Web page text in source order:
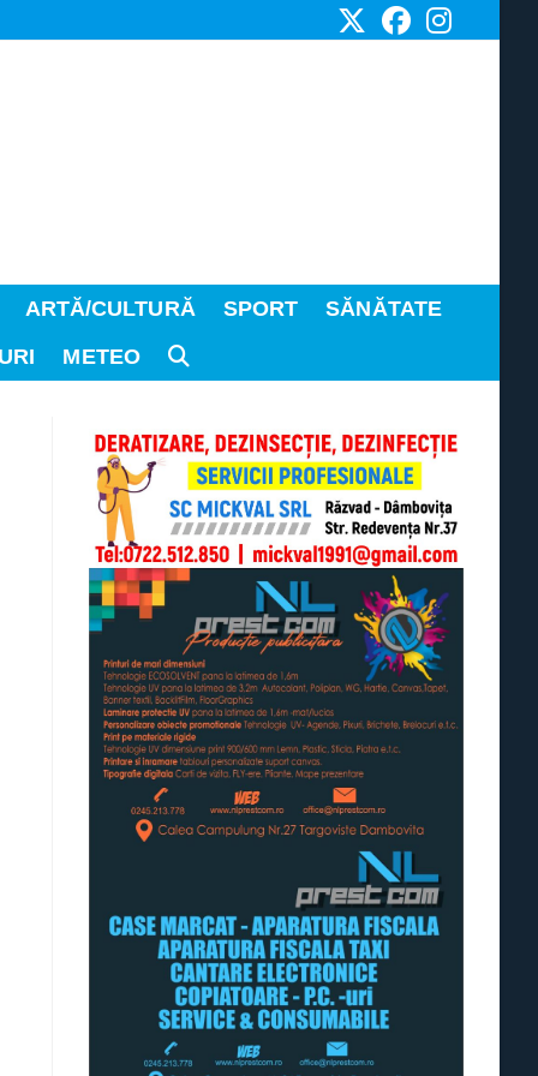
ARTĂ/CULTURĂ SPORT
SĂNĂTATE
METEO TOGGLE
SEARCH